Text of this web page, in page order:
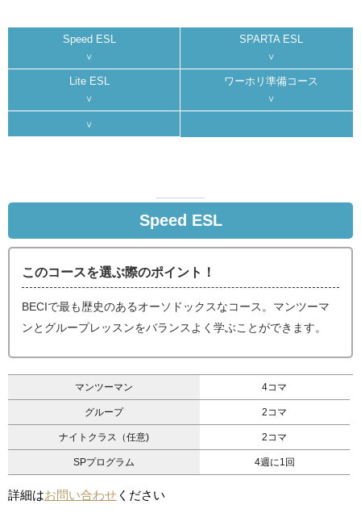
Speed ESL SPARTA ESL
Lite ESL ワーホリ準備コース
Speed ESL
このコースを選ぶ際のポイント！
BECIで最も歴史のあるオーソドックスなコース。マンツーマ
ンとグループレッスンをバランスよく学ぶことができます。
マンツーマン 4コマ
グループ 2コマ
ナイトクラス（任意) 2コマ
SPプログラム 4週に1回
詳細はお問い合わせ ください